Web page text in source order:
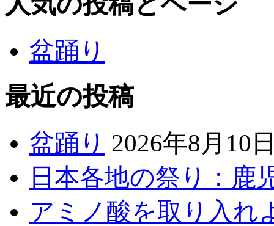
盆踊り
最近の投稿
盆踊り 2026年8月10
日本各地の祭り：鹿
アミノ酸を取り入れ